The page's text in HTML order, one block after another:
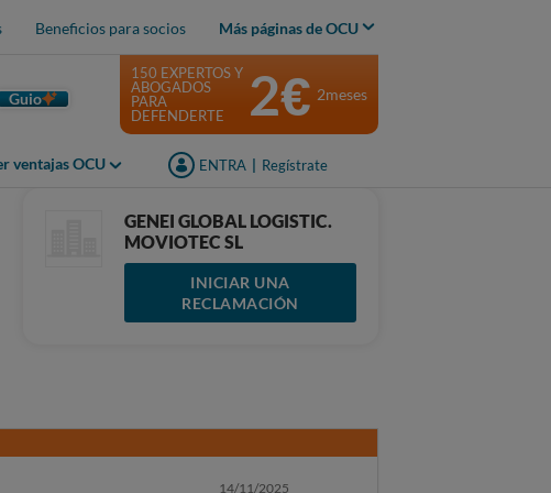
Beneficios para socios Más páginas de OCU
Guio
ventajas OCU ENTRA Regístrate
150 EXPERTOS Y
ABOGADOS
PARA
DEFENDERTE
2€ 2meses
GENEI GLOBAL LOGISTIC.
MOVIOTEC SL
INICIAR UNA
RECLAMACIÓN
14/11/2025